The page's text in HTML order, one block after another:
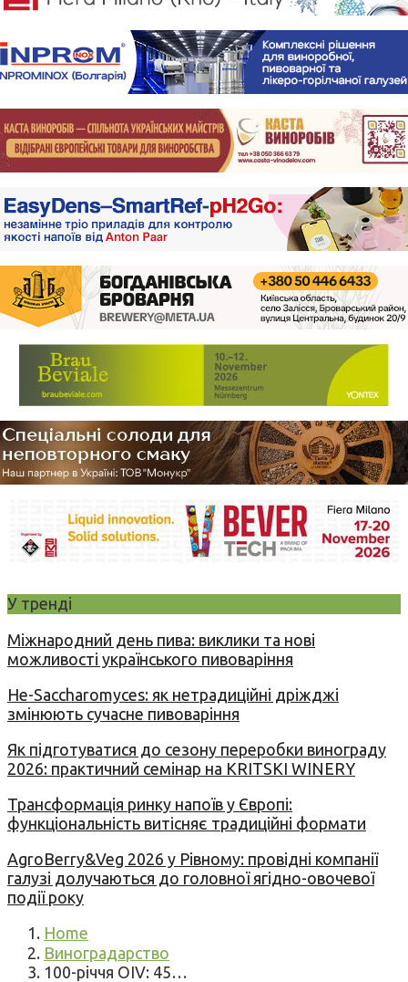
У тренді
Міжнародний день пива: виклики та нові
можливості українського пивоваріння
Не-Saccharomyces: як нетрадиційні дріжджі
змінюють сучасне пивоваріння
Як підготуватися до сезону переробки винограду
2026: практичний семінар на KRITSKI WINERY
Трансформація ринку напоїв у Європі:
функціональність витісняє традиційні формати
AgroBerry&Veg 2026 у Рівному: провідні компанії
галузі долучаються до головної ягідно-овочевої
події року
Home
Виноградарство
100-річчя OIV: 45…